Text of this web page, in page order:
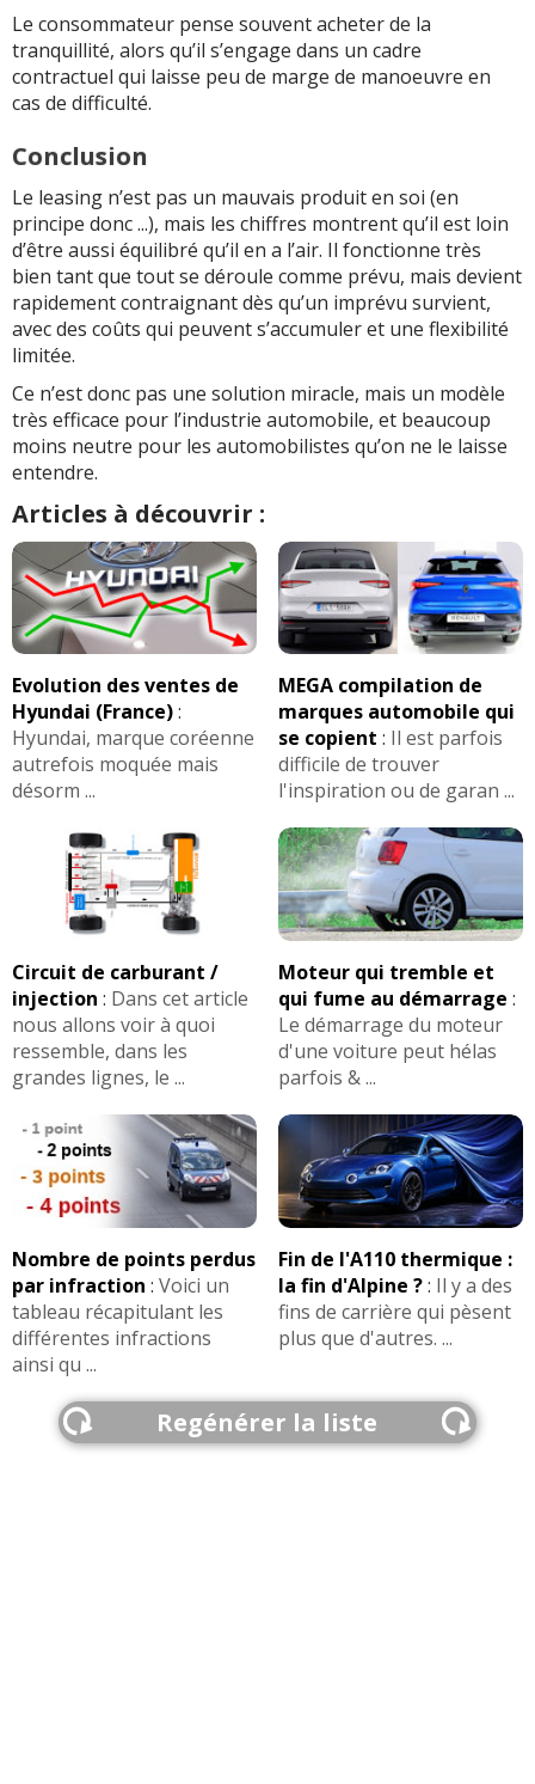
Le consommateur pense souvent acheter de la
tranquillité, alors qu’il s’engage dans un cadre
contractuel qui laisse peu de marge de manoeuvre en
cas de difficulté.
Conclusion
Le leasing n’est pas un mauvais produit en soi (en
principe donc ...), mais les chiffres montrent qu’il est loin
d’être aussi équilibré qu’il en a l’air. Il fonctionne très
bien tant que tout se déroule comme prévu, mais devient
rapidement contraignant dès qu’un imprévu survient,
avec des coûts qui peuvent s’accumuler et une flexibilité
limitée.
Ce n’est donc pas une solution miracle, mais un modèle
très efficace pour l’industrie automobile, et beaucoup
moins neutre pour les automobilistes qu’on ne le laisse
entendre.
Articles à découvrir :
Evolution des ventes de
Hyundai (France):
Hyundai, marque coréenne
autrefois moquée mais
désorm ...
MEGA compilation de
marques automobile qui
se copient : Il est parfois
difficile de trouver
l'inspiration ou de garan ...
Circuit de carburant /
injection : Dans cet article
nous allons voir à quoi
ressemble, dans les
grandes lignes, le ...
Moteur qui tremble et
qui fume au démarrage :
Le démarrage du moteur
d'une voiture peut hélas
parfois & ...
Nombre de points perdus
par infraction : Voici un
tableau récapitulant les
différentes infractions
ainsi qu ...
Fin de l'A110 thermique :
la fin d'Alpine ?: Il y a des
fins de carrière qui pèsent
plus que d'autres. ...
Regénérer la liste